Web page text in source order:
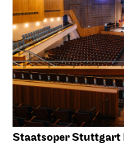
Staatsoper Stuttgart